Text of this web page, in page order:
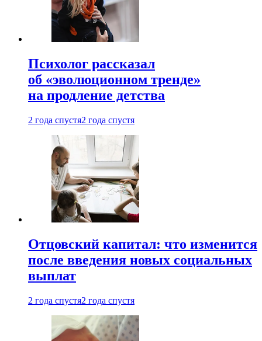
Психолог рассказал
об «эволюционном тренде»
на продление детства
2 года спустя2 года спустя
Отцовский капитал: что изменится
после введения новых социальных
выплат
2 года спустя2 года спустя